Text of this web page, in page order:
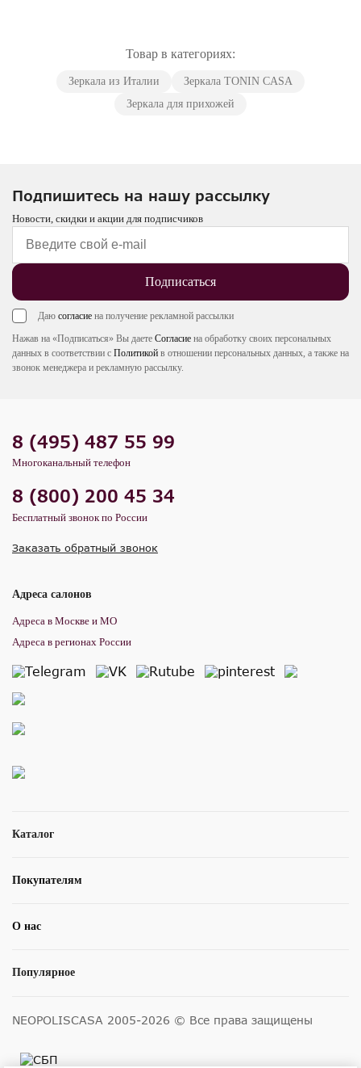
Товар в категориях:
Зеркала из Италии
Зеркала TONIN CASA
Зеркала для прихожей
Подпишитесь на нашу рассылку
Новости, скидки и акции для подписчиков
Подписаться
Даю согласие на получение рекламной рассылки
Нажав на «Подписаться» Вы даете Согласие на обработку своих персональных
данных в соответствии с Политикой в отношении персональных данных, а также на
звонок менеджера и рекламную рассылку.
Каталог
Покупателям
О нас
Популярное
8 (495) 487 55 99
Многоканальный телефон
8 (800) 200 45 34
Бесплатный звонок по России
Заказать обратный звонок
Адреса салонов
Адреса в Москве и МО
Адреса в регионах России
NEOPOLISCASA 2005-2026 © Все права защищены